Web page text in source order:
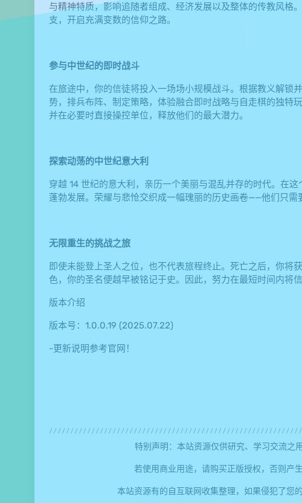
与精神特质，影响追随者组成、经济发展以及整体的传教风格
支，开启充满变数的信仰之路。
参与中世纪的即时战斗
在旅途中，你的信徒将投入一场场小规模战斗。根据教义解锁
势，排兵布阵、制定策略，体验融合即时战略与自走棋的独特
并在必要时直接操控单位，释放他们的最大潜力。
探索动荡的中世纪意大利
穿越 14 世纪的意大利，亲历一个美丽与混乱并存的时代。在
蓬勃发展。荣耀与悲怆交织成一幅瑰丽的历史画卷——他们只需
无限重生的挑战之旅
即使未能登上圣人之位，也不代表旅程终止。死亡之后，你将
色，你的圣名便越早被铭记于史。因此，努力在最短时间内将
版本介绍
版本号：1.0.0.19 (2025.07.22)
-更新说明参考官网！
特别声明：本站资源仅供研究、学习交流之
若使用商业用途，请购买正版授权，否则产
本站资源有的自互联网收集整理，如果侵犯了您